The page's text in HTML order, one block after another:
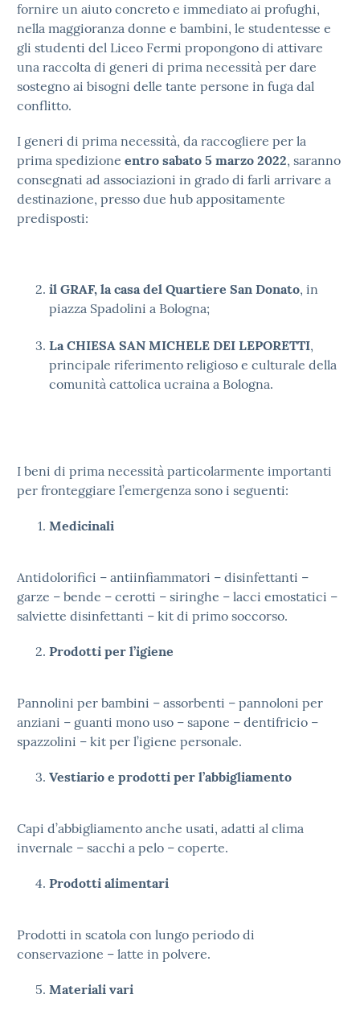
fornire un aiuto concreto e immediato ai profughi,
nella maggioranza donne e bambini, le studentesse e
gli studenti del Liceo Fermi propongono di attivare
una raccolta di generi di prima necessità per dare
sostegno ai bisogni delle tante persone in fuga dal
conflitto.
I generi di prima necessità, da raccogliere per la
prima spedizione entro sabato 5 marzo 2022, saranno
consegnati ad associazioni in grado di farli arrivare a
destinazione, presso due hub appositamente
predisposti:
il GRAF, la casa del Quartiere San Donato, in
piazza Spadolini a Bologna;
La CHIESA SAN MICHELE DEI LEPORETTI,
principale riferimento religioso e culturale della
comunità cattolica ucraina a Bologna.
I beni di prima necessità particolarmente importanti
per fronteggiare l’emergenza sono i seguenti:
Medicinali
Antidolorifici – antiinfiammatori – disinfettanti –
garze – bende – cerotti – siringhe – lacci emostatici –
salviette disinfettanti – kit di primo soccorso.
Prodotti per l’igiene
Pannolini per bambini – assorbenti – pannoloni per
anziani – guanti mono uso – sapone – dentifricio –
spazzolini – kit per l’igiene personale.
Vestiario e prodotti per l’abbigliamento
Capi d’abbigliamento anche usati, adatti al clima
invernale – sacchi a pelo – coperte.
Prodotti alimentari
Prodotti in scatola con lungo periodo di
conservazione – latte in polvere.
Materiali vari